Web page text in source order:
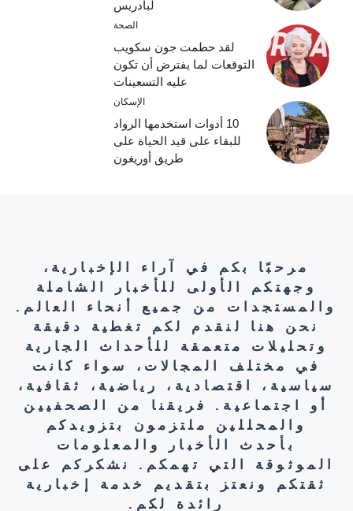
لبادريس
الصحة
لقد حطمت جون سكويب
التوقعات لما يفترض أن تكون
عليه التسعينات
الإسكان
10 أدوات استخدمها الرواد
للبقاء على قيد الحياة على
طريق أوريغون
مرحبًا بكم في آراء الإخبارية،
وجهتكم الأولى للأخبار الشاملة
والمستجدات من جميع أنحاء العالم.
نحن هنا لنقدم لكم تغطية دقيقة
وتحليلات متعمقة للأحداث الجارية
في مختلف المجالات، سواء كانت
سياسية، اقتصادية، رياضية، ثقافية،
أو اجتماعية. فريقنا من الصحفيين
والمحللين ملتزمون بتزويدكم
بأحدث الأخبار والمعلومات
الموثوقة التي تهمكم. نشكركم على
ثقتكم ونعتز بتقديم خدمة إخبارية
رائدة لكم.